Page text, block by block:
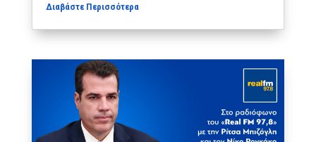
Διαβάστε Περισσότερα